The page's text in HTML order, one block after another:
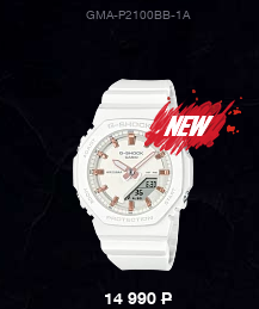
GMA-P2100BB-1A
14 990P